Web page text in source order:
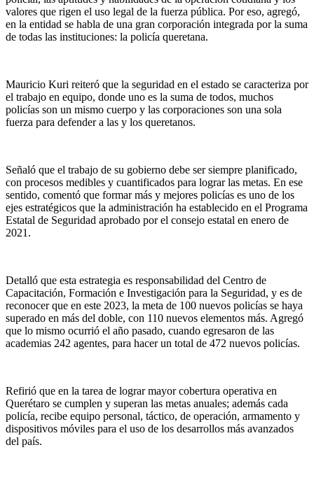
valores que rigen el uso legal de la fuerza pública. Por eso, agregó,
en la entidad se habla de una gran corporación integrada por la suma
de todas las instituciones: la policía queretana.
Mauricio Kuri reiteró que la seguridad en el estado se caracteriza por
el trabajo en equipo, donde uno es la suma de todos, muchos
policías son un mismo cuerpo y las corporaciones son una sola
fuerza para defender a las y los queretanos.
Señaló que el trabajo de su gobierno debe ser siempre planificado,
con procesos medibles y cuantificados para lograr las metas. En ese
sentido, comentó que formar más y mejores policías es uno de los
ejes estratégicos que la administración ha establecido en el Programa
Estatal de Seguridad aprobado por el consejo estatal en enero de
2021.
Detalló que esta estrategia es responsabilidad del Centro de
Capacitación, Formación e Investigación para la Seguridad, y es de
reconocer que en este 2023, la meta de 100 nuevos policías se haya
superado en más del doble, con 110 nuevos elementos más. Agregó
que lo mismo ocurrió el año pasado, cuando egresaron de las
academias 242 agentes, para hacer un total de 472 nuevos policías.
Refirió que en la tarea de lograr mayor cobertura operativa en
Querétaro se cumplen y superan las metas anuales; además cada
policía, recibe equipo personal, táctico, de operación, armamento y
dispositivos móviles para el uso de los desarrollos más avanzados
del país.